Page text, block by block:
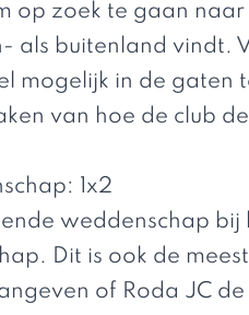
op zoek te gaan
als buitenland vindt.
mogelijk in de gaten
van hoe de club
1x2
weddenschap
Dit is ook de
of Roda JC